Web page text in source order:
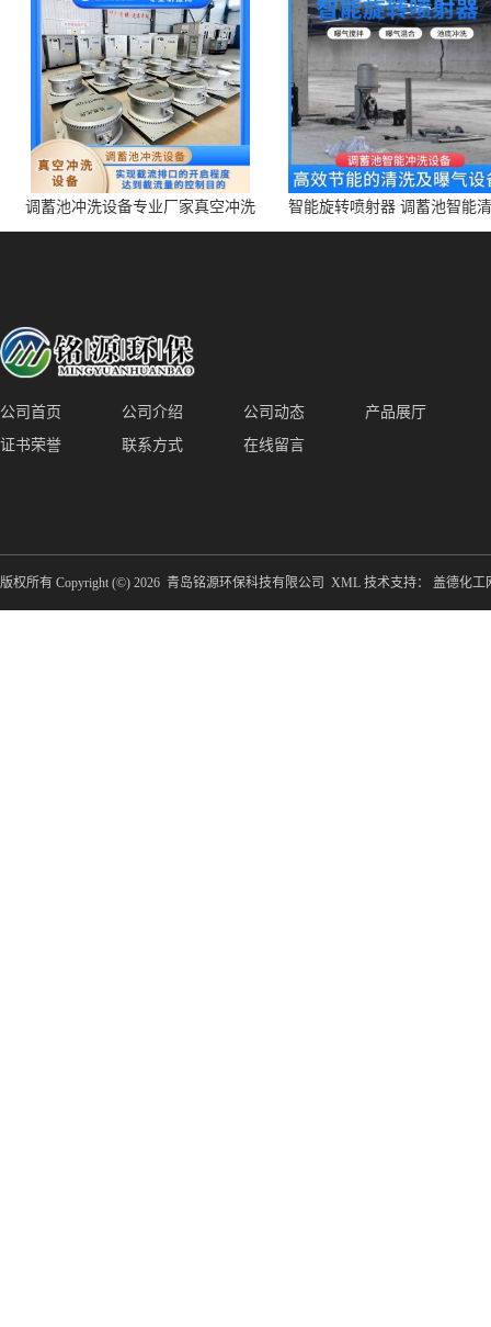
调蓄池冲洗设备专业厂家真空冲洗
装置厂家青岛铭源环保减少堵塞设
智能旋转喷射器 调蓄池智能
点对点面对面旋转清洗
公司首页 公司介绍 公司动态
产品展厅
证书荣誉
联系方式 在线留言
版权所有 Copyright (©) 2026 青岛铭源环保科技有限公司 XML 技术支持： 盖德化工